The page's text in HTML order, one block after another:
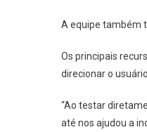
A equipe também
Os principais
direcionar o
“Ao testar
até nos ajudou a